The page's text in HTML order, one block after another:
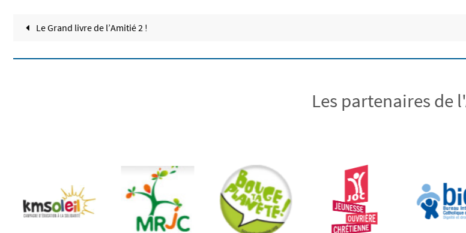
Le Grand livre de l’Amitié 2 !
Les partenaires de